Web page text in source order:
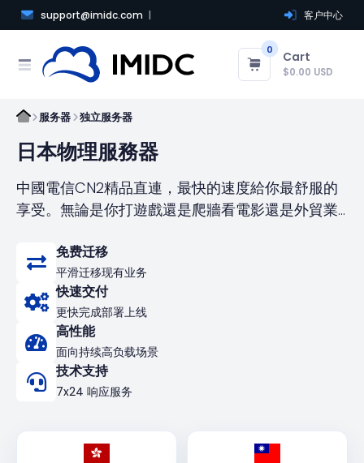
support@imidc.com 客户中心
0
Cart
$0.00 USD
服务器 独立服务器
日本物理服務器
中國電信CN2精品直連，最快的速度給你最舒服的
享受。無論是你打遊戲還是爬牆看電影還是外貿業
免费迁移
平滑迁移现有业务
快速交付
更快完成部署上线
高性能
面向持续高负载场景
技术支持
7x24 响应服务